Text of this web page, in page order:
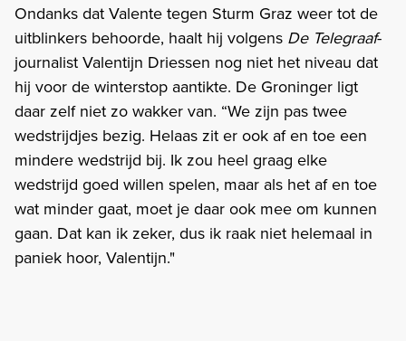
Ondanks dat Valente tegen Sturm Graz weer tot de
uitblinkers behoorde, haalt hij volgens De Telegraaf-
journalist Valentijn Driessen nog niet het niveau dat
hij voor de winterstop aantikte. De Groninger ligt
daar zelf niet zo wakker van. “We zijn pas twee
wedstrijdjes bezig. Helaas zit er ook af en toe een
mindere wedstrijd bij. Ik zou heel graag elke
wedstrijd goed willen spelen, maar als het af en toe
wat minder gaat, moet je daar ook mee om kunnen
gaan. Dat kan ik zeker, dus ik raak niet helemaal in
paniek hoor, Valentijn."